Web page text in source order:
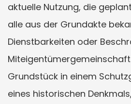
aktuelle Nutzung, die
alle aus der Grundakte
Dienstbarkeiten oder
Grundstück in einem
eines historischen